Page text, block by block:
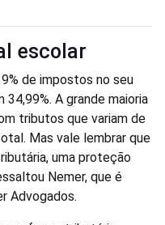
escolar
de impostos no seu
A grande maioria
tributos que variam de
Mas vale lembrar que
uma proteção
Nemer, que é
Advogados.